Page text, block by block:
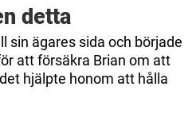
detta
sin ägares sida och började
att försäkra Brian om att
hjälpte honom att hålla